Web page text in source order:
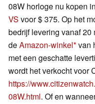
08W horloge nu kopen
VS voor $ 375. Op het
bedrijf levering vanaf 20
deAmazon-winkel van
met een geschatte
wordt het verkocht voor
https://
08W.html. Of en